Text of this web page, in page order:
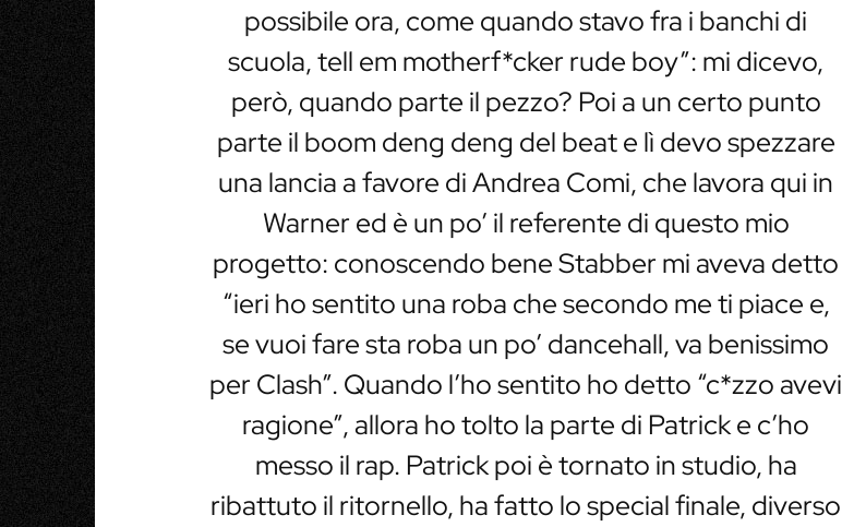
possibile ora, come quando stavo fra i banchi di
scuola, tell em motherf*cker rude boy”: mi dicevo,
però, quando parte il pezzo? Poi a un certo punto
parte il boom deng deng del beat e lì devo spezzare
una lancia a favore di Andrea Comi, che lavora qui in
Warner ed è un po’ il referente di questo mio
progetto: conoscendo bene Stabber mi aveva detto
“ieri ho sentito una roba che secondo me ti piace e,
se vuoi fare sta roba un po’ dancehall, va benissimo
per Clash”. Quando l’ho sentito ho detto “c*zzo avevi
ragione”, allora ho tolto la parte di Patrick e c’ho
messo il rap. Patrick poi è tornato in studio, ha
ribattuto il ritornello, ha fatto lo special finale, diverso